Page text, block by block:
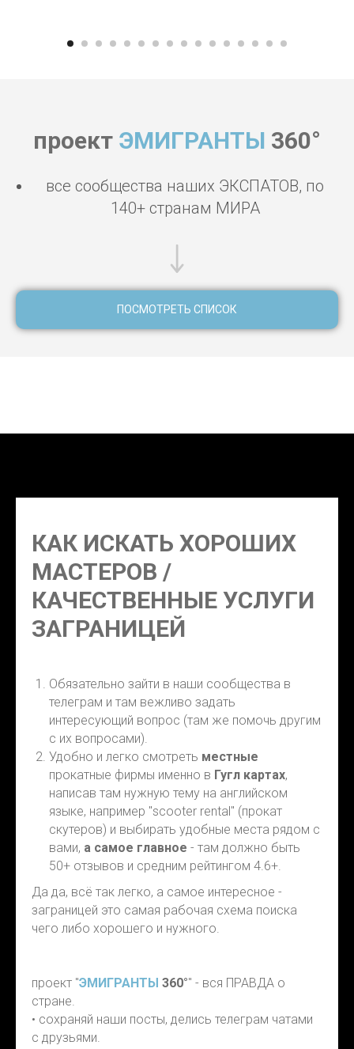
проект ЭМИГРАНТЫ 360°
все сообщества наших ЭКСПАТОВ, по
140+ странам МИРА
ПОСМОТРЕТЬ СПИСОК
КАК ИСКАТЬ ХОРОШИХ
МАСТЕРОВ /
КАЧЕСТВЕННЫЕ УСЛУГИ
ЗАГРАНИЦЕЙ
Обязательно зайти в наши сообщества в
телеграм и там вежливо задать
интересующий вопрос (там же помочь другим
с их вопросами).
Удобно и легко смотреть местные
прокатные фирмы именно в Гугл картах,
написав там нужную тему на английском
языке, например "scooter rental" (прокат
скутеров) и выбирать удобные места рядом с
вами, а самое главное - там должно быть
50+ отзывов и средним рейтингом 4.6+.
Да да, всё так легко, а самое интересное -
заграницей это самая рабочая схема поиска
чего либо хорошего и нужного.
проект "ЭМИГРАНТЫ 360°" - вся ПРАВДА о
стране.
• сохраняй наши посты, делись телеграм чатами
с друзьями.